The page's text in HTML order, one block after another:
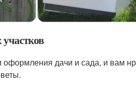
дачи и сада, и вам